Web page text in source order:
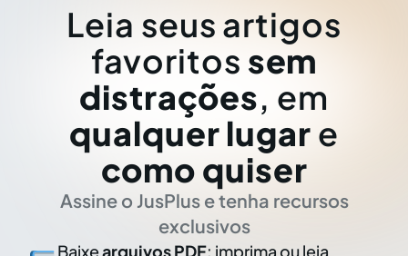
Leia seus artigos
favoritos sem
distrações, em
qualquer lugar e
como quiser
Assine o JusPlus e tenha recursos
exclusivos
Baixearquivos PDF: imprima ou leia